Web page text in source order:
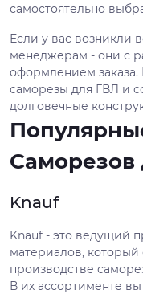
самостоятельно
Если у вас возникли
менеджерам - они с
оформлением заказа.
саморезы для ГВЛ и
долговечные
Саморезов
Knauf
Knauf - это ведущий
материалов, который
производстве
В их ассортименте